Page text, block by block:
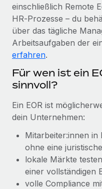
Globale Bereitstellung
Geräten
Gründung von
Schnelle,
Mobilität und
Benefits
Mühelose Verwaltung
Mehr erfahren
Revolution des
Managements –
globalen Content-
Auf einen Blick Erfahre
Transformation einer
Mehr erfahren
EOR und PEO
Contractor
Den Blog erkunden
BLOG
Gusto und Zero
Plus
Auch im neuen Jahr
aller Größen dabei
einschließlich Remote
HR‑Prozesse – du
über das tägliche
Arbeitsaufgaben der
erfahren.
Für wen ist ein
sinnvoll?
Ein EOR ist
dein Unternehmen:
Mitarbeiter:innen in
ohne eine
lokale Märkte
einer vollständigen
volle Compliance